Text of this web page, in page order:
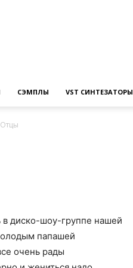
СЭМПЛЫ VST СИНТЕЗАТОРЫ
Отцы
в диско-шоу-группе нашей
папашей
очень рады